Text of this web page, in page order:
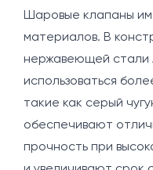
Шаровые клапаны
материалов. В
нержавеющей стали
использоваться
такие как серый
обеспечивают
прочность при